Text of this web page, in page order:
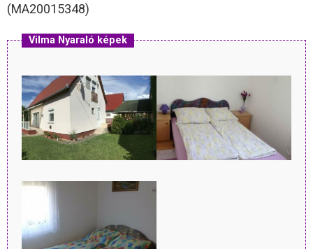
(MA20015348)
Vilma Nyaraló képek